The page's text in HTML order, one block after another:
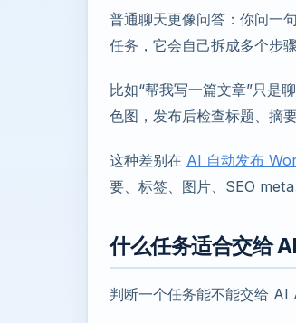
普通聊天更像问答：你问一
任务，它会自己拆成多个步
比如“帮我写一篇文章”只是
色图，发布后检查标题、摘
这种差别在 AI 自动发布
要、标签、图片、SEO
什么任务适合交给
判断一个任务能不能交给 AI